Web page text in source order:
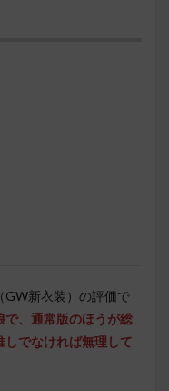
GW新衣装）の評価で
で、通常版のほうが総
でなければ無理して